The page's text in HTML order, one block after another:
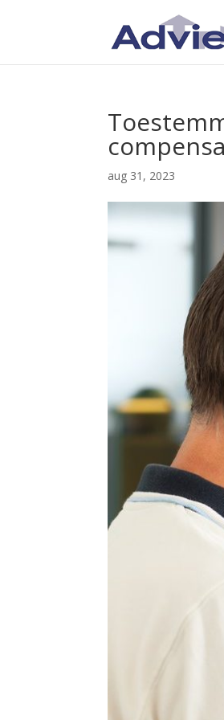
aug 31, 2023